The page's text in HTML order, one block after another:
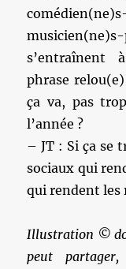
s’entraînent
phrase
ça va, pas
l’année ?
– JT : Si ça se
sociaux qui
qui rendent les
Illustration ©
peut